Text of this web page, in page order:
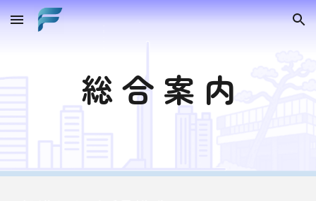
Skip to main content Skip to navigation
総 合 案 内